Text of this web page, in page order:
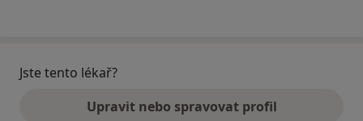
Jste tento lékař?
Upravit nebo spravovat profil